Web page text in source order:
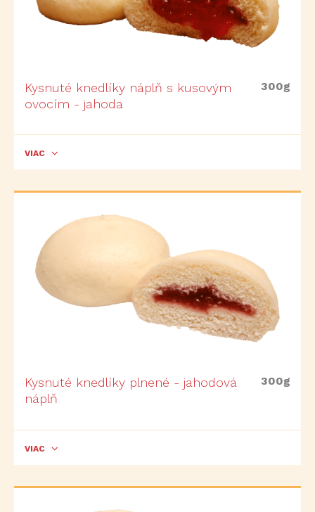
Kysnuté knedlíky náplň s kusovým
ovocím - jahoda
300g
VIAC
Kysnuté knedlíky plnené - jahodová
náplň
300g
VIAC